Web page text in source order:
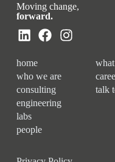
Moving change,
forward.
home
who we are
consulting
engineering
labs
people
talk